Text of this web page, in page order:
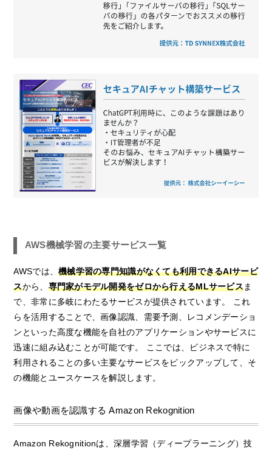
AWS機械学習の主要サービス一覧
AWSでは、機械学習の専門知識がなくても利用できるAIサービ
スから、 専門家がモデル開発をゼロから行えるMLサービスま
で、非常に多岐にわたるサービスが提供されています。 これ
らを活用することで、画像認識、需要予測、レコメンデーショ
ンといった高度な機能を自社のアプリケーションやサービスに
迅速に組み込むことが可能です。 ここでは、ビジネスで特に
利用されることの多い主要なサービスをピックアップして、そ
の機能とユースケースを解説します。
画像や動画を認識する Amazon Rekognition
Amazon Rekognitionは、深層学習（ディープラーニング）技